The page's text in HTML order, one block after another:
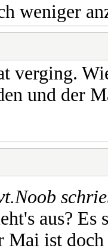
weniger
verging.
und der
aus?
Mai ist